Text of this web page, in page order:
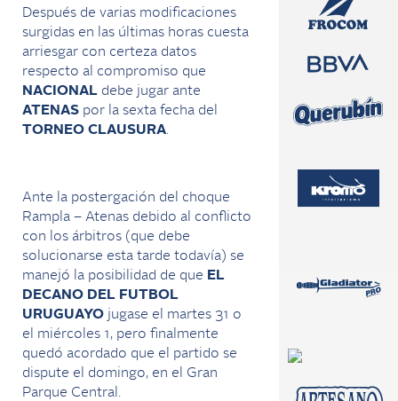
Después de varias modificaciones
surgidas en las últimas horas cuesta
arriesgar con certeza datos
respecto al compromiso que
NACIONAL debe jugar ante
ATENAS por la sexta fecha del
TORNEO CLAUSURA.
Ante la postergación del choque
Rampla – Atenas debido al conflicto
con los árbitros (que debe
solucionarse esta tarde todavía) se
manejó la posibilidad de que EL
DECANO DEL FUTBOL
URUGUAYO jugase el martes 31 o
el miércoles 1, pero finalmente
quedó acordado que el partido se
dispute el domingo, en el Gran
Parque Central.